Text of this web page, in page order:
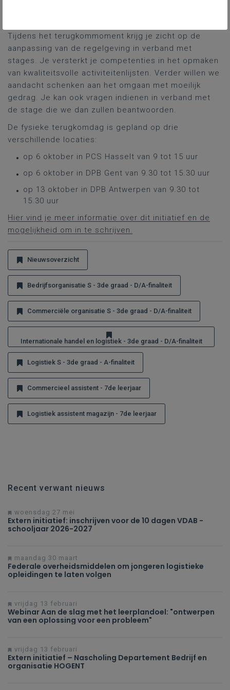
Tijdens het terugkommoment krijg je zicht op de
aanpassing van de regelgeving in verband met
stages. Je versterkt je competenties in het opmaken
van kwaliteitsvolle activiteitenlijsten. Verder willen we
aandacht schenken aan het omgaan met moeilijk
gedrag. Je kan ook vragen indienen in verband met
de stage die we dan zullen beantwoorden.
De fysieke terugkomdag is gepland op drie
verschillende locaties:
op 6 oktober in PCS Hasselt van 9 tot 15 uur
op 6 oktober in DPB Gent van 9.30 tot 15.30 uur
op 13 oktober in DPB Antwerpen van 9.30 tot
15.30 uur
Hier vind je meer informatie over dit initiatief en de
mogelijkheid om in te schrijven.
Nieuwsoverzicht
Bedrijfsorganisatie S - 3de graad - D/A-finaliteit
Commerciële organisatie S - 3de graad - D/A-finaliteit
Internationale handel en logistiek - 3de graad - D/A-finaliteit
Logistiek S - 3de graad - A-finaliteit
Commercieel assistent - 7de leerjaar
Logistiek assistent magazijn - 7de leerjaar
Recent verwant nieuws
woensdag 27 mei
Extern initiatief: inschrijven voor de 10 dagen VDAB -
schooljaar 2026-2027
maandag 30 maart
Federale overheidsmiddelen om jongeren logistieke
opleidingen te laten volgen
vrijdag 13 februari
Webinar Aan de slag met het leerplandoel: "ontwerpen
van een oplossing voor een probleem"
vrijdag 13 februari
Extern initiatief – Nascholing Departement Bedrijf en
organisatie HOGENT